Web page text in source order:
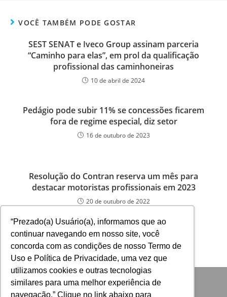
“Prezado(a) Usuário(a), informamos que ao
continuar navegando em nosso site, você
concorda com as condições de nosso Termo de
Uso e Política de Privacidade, uma vez que
utilizamos cookies e outras tecnologias
similares para uma melhor experiência de
navegação.” Clique no link abaixo para
VOCÊ TAMBÉM PODE GOSTAR
SEST SENAT e Iveco Group assinam parceria
“Caminho para elas”, em prol da qualificação
profissional das caminhoneiras
10 de abril de 2024
Pedágio pode subir 11% se concessões ficarem
fora de regime especial, diz setor
16 de outubro de 2023
Resolução do Contran reserva um mês para
destacar motoristas profissionais em 2023
20 de outubro de 2022